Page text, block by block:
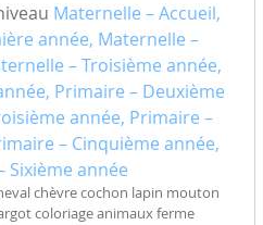
Maternelle – Accueil,
année, Maternelle –
– Troisième année,
Primaire – Deuxième
année, Primaire –
– Cinquième année,
Sixième année
chèvre cochon lapin mouton
coloriage animaux ferme